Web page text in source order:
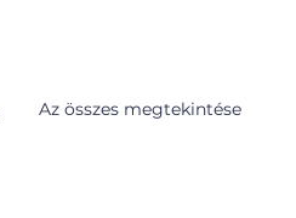
Az összes megtekintése